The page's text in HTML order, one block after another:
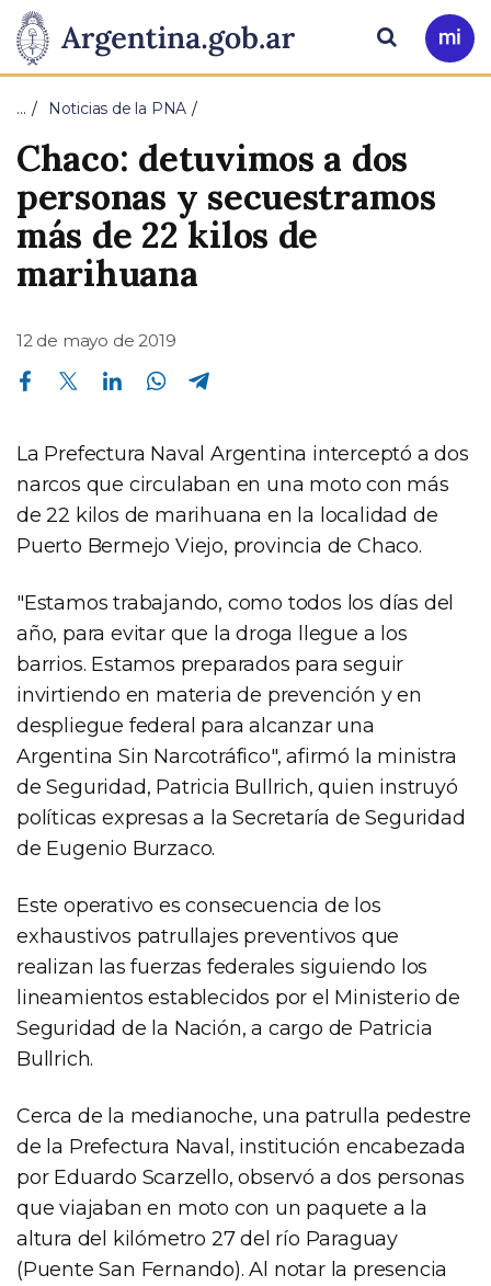
Presidencia
de
la
Nación
Pasar al contenido principal
Ir
a
Buscar
… Noticias de la PNA
Chaco: detuvimos a dos
personas y secuestramos
más de 22 kilos de
marihuana
12 de mayo de 2019
Compartir en Facebook Compartir en Twitter Compartir en Linkedin Compartir en Whatsapp
La Prefectura Naval Argentina interceptó a dos
narcos que circulaban en una moto con más
de 22 kilos de marihuana en la localidad de
Puerto Bermejo Viejo, provincia de Chaco.
"Estamos trabajando, como todos los días del
año, para evitar que la droga llegue a los
barrios. Estamos preparados para seguir
invirtiendo en materia de prevención y en
despliegue federal para alcanzar una
Argentina Sin Narcotráfico", afirmó la ministra
de Seguridad, Patricia Bullrich, quien instruyó
políticas expresas a la Secretaría de Seguridad
de Eugenio Burzaco.
Este operativo es consecuencia de los
exhaustivos patrullajes preventivos que
realizan las fuerzas federales siguiendo los
lineamientos establecidos por el Ministerio de
Seguridad de la Nación, a cargo de Patricia
Bullrich.
Cerca de la medianoche, una patrulla pedestre
de la Prefectura Naval, institución encabezada
por Eduardo Scarzello, observó a dos personas
que viajaban en moto con un paquete a la
altura del kilómetro 27 del río Paraguay
(Puente San Fernando). Al notar la presencia